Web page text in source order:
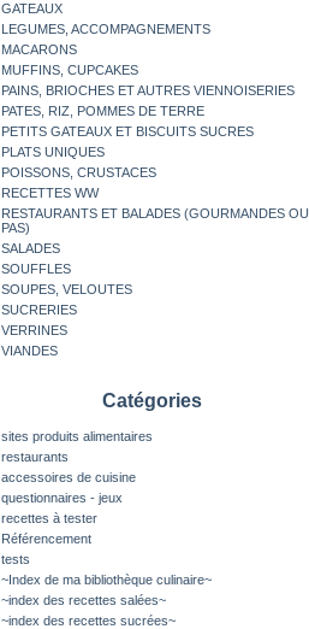
GATEAUX
LEGUMES, ACCOMPAGNEMENTS
MACARONS
MUFFINS, CUPCAKES
PAINS, BRIOCHES ET AUTRES VIENNOISERIES
PATES, RIZ, POMMES DE TERRE
PETITS GATEAUX ET BISCUITS SUCRES
PLATS UNIQUES
POISSONS, CRUSTACES
RECETTES WW
RESTAURANTS ET BALADES (GOURMANDES OU
PAS)
SALADES
SOUFFLES
SOUPES, VELOUTES
SUCRERIES
VERRINES
VIANDES
Catégories
sites produits alimentaires
restaurants
accessoires de cuisine
questionnaires - jeux
recettes à tester
Référencement
tests
~Index de ma bibliothèque culinaire~
~index des recettes salées~
~index des recettes sucrées~